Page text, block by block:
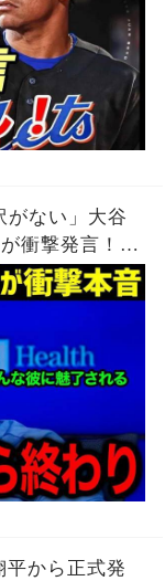
がない」大谷
衝撃発言！
きた異常事態
大谷翔平/ス
から正式発